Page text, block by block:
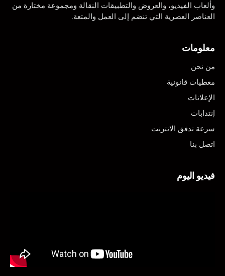
وألعاب الفيديو، والعروض والتطبيقات النقالة ومجموعة مختارة من
العناصر العصرية التي تنضم إلى العمل والمتعة.
معلومات
من نحن
معطيات قانونية
الإعلانات
إنتدابات
سرعة تدفق الانترنت
اتصل بنا
فيديو اليوم